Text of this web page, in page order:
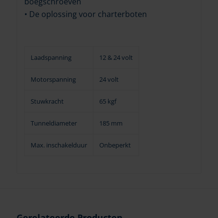
• De oplossing voor charterboten
Laadspanning 12 & 24 volt
Motorspanning 24 volt
Stuwkracht 65 kgf
Tunneldiameter 185 mm
Max. inschakelduur Onbeperkt